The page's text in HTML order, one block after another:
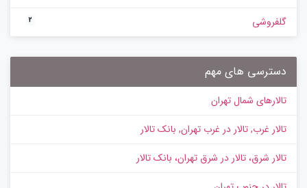
گلفروشی
2
دسترسی های مهم
تالارهای شمال تهران
تالار غرب, تالار در غرب تهران, بانک تالار
تالار شرق، تالار در شرق تهران، بانک تالار